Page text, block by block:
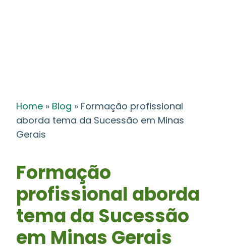
Home » Blog » Formação profissional
aborda tema da Sucessão em Minas
Gerais
Formação
profissional aborda
tema da Sucessão
em Minas Gerais